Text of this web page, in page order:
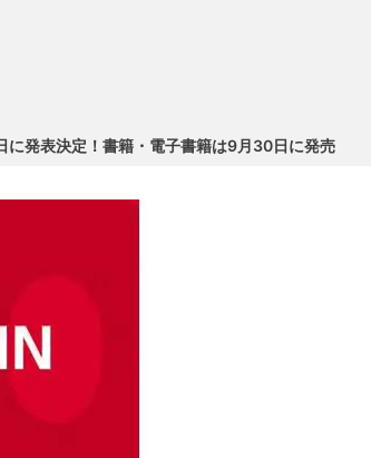
に発表決定！書籍・電子書籍は9月30日に発売